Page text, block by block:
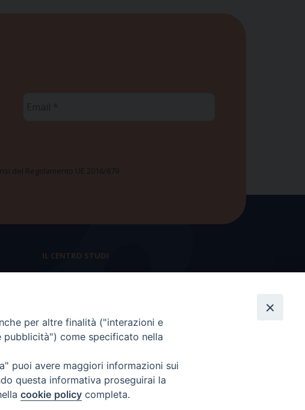
del Regolamento UE 2016/679
IL CENTRO STUDI
Presidenza e ufficio presidenza
Coordinamento nazionale
per altre finalità ("interazioni e
come specificato nella
puoi avere maggiori informazioni sui
questa informativa proseguirai la
cookie policy completa.